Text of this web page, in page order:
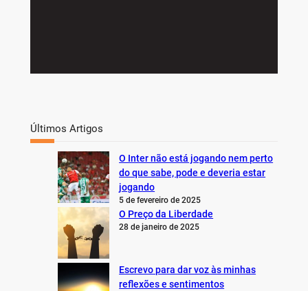
Últimos Artigos
O Inter não está jogando nem perto
do que sabe, pode e deveria estar
jogando
5 de fevereiro de 2025
O Preço da Liberdade
28 de janeiro de 2025
Escrevo para dar voz às minhas
reflexões e sentimentos